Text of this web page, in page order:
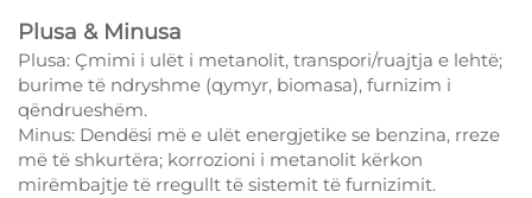
Plusa & Minusa
Plusa: Çmimi i ulët i metanolit, transpori/ruajtja e lehtë;
burime të ndryshme (qymyr, biomasa), furnizim i
qëndrueshëm.
Minus: Dendësi më e ulët energjetike se benzina, rreze
më të shkurtëra; korrozioni i metanolit kërkon
mirëmbajtje të rregullt të sistemit të furnizimit.